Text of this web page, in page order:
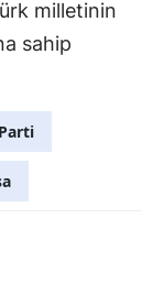
milletinin
sahip